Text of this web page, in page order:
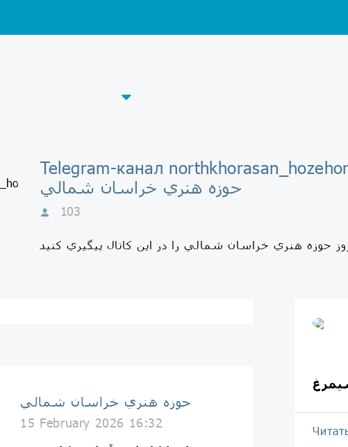
Telegram-канал
حوزه هنري خراسان شمالي
103
حوزه هنري خراسان شمالي
15 February 2026 16:32